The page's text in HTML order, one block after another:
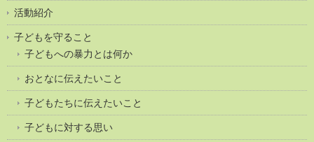
活動紹介
子どもを守ること
子どもへの暴力とは何か
おとなに伝えたいこと
子どもたちに伝えたいこと
子どもに対する思い